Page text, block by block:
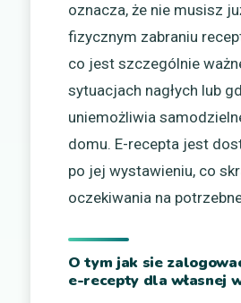
oznacza, że nie musisz
fizycznym zabraniu
co jest szczególnie
sytuacjach nagłych lub
uniemożliwia
domu. E-recepta jest
po jej wystawieniu, co
oczekiwania na
O tym jak sie
e-recepty dla własnej